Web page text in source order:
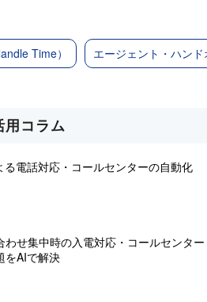
Time） エージェント・ハン
コラム
る電話対応・コールセンターの自動化
わせ集中時の入電対応・コールセンター
をAIで解決